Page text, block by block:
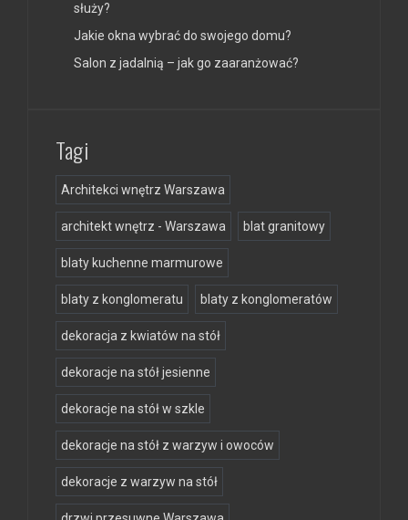
służy?
Jakie okna wybrać do swojego domu?
Salon z jadalnią – jak go zaaranżować?
Tagi
Architekci wnętrz Warszawa
architekt wnętrz - Warszawa blat granitowy
blaty kuchenne marmurowe
blaty z konglomeratu blaty z konglomeratów
dekoracja z kwiatów na stół
dekoracje na stół jesienne
dekoracje na stół w szkle
dekoracje na stół z warzyw i owoców
dekoracje z warzyw na stół